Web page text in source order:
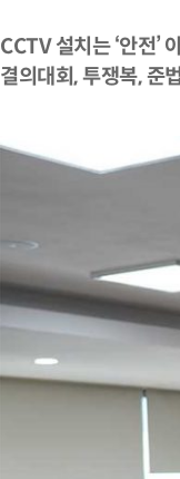
CCTV설치는 ‘안전’
결의대회,투쟁복,준